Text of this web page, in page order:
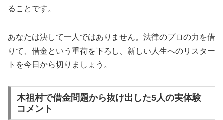
ることです。
あなたは決して一人ではありません。法律のプロの力を借
りて、借金という重荷を下ろし、新しい人生へのリスター
トを今日から切りましょう。
木祖村で借金問題から抜け出した5人の実体験
コメント